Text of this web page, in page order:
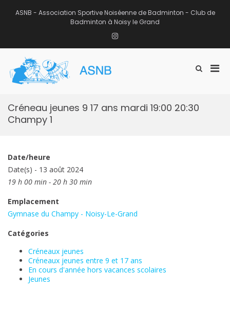
ASNB - Association Sportive Noiséenne de Badminton - Club de
Badminton à Noisy le Grand
Instagram
Afficher
recherche
Créneau jeunes 9 17 ans mardi 19:00 20:30
Champy 1
Date/heure
Date(s) - 13 août 2024
19 h 00 min - 20 h 30 min
Emplacement
Gymnase du Champy - Noisy-Le-Grand
Catégories
Créneaux jeunes
Créneaux jeunes entre 9 et 17 ans
En cours d'année hors vacances scolaires
Jeunes